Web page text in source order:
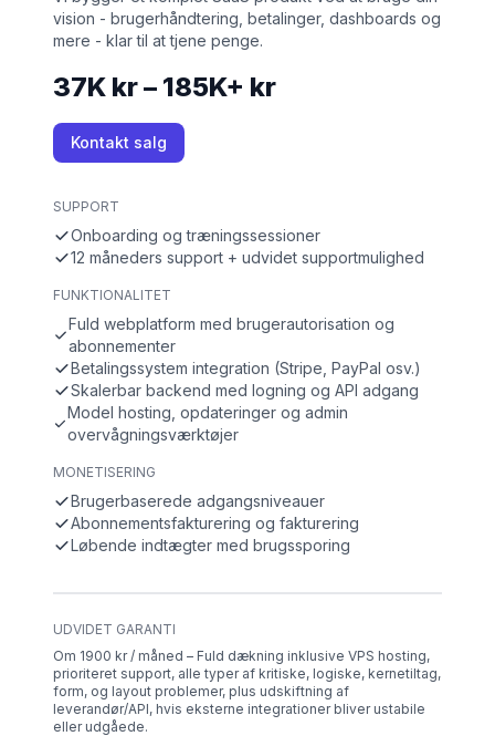
vision - brugerhåndtering, betalinger, dashboards og
mere - klar til at tjene penge.
37K kr – 185K+ kr
Kontakt salg
SUPPORT
Onboarding og træningssessioner
12 måneders support + udvidet supportmulighed
FUNKTIONALITET
Fuld webplatform med brugerautorisation og
abonnementer
Betalingssystem integration (Stripe, PayPal osv.)
Skalerbar backend med logning og API adgang
Model hosting, opdateringer og admin
overvågningsværktøjer
MONETISERING
Brugerbaserede adgangsniveauer
Abonnementsfakturering og fakturering
Løbende indtægter med brugssporing
UDVIDET GARANTI
Om 1900 kr / måned – Fuld dækning inklusive VPS hosting,
prioriteret support, alle typer af kritiske, logiske, kernetiltag,
form, og layout problemer, plus udskiftning af
leverandør/API, hvis eksterne integrationer bliver ustabile
eller udgåede.